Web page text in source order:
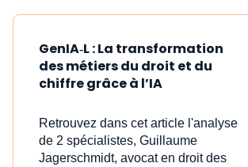
GenIA‑L : La transformation
des métiers du droit et du
chiffre grâce à l’IA
Retrouvez dans cet article l'analyse
de 2 spécialistes, Guillaume
Jagerschmidt, avocat en droit des